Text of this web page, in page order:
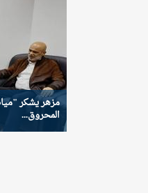
مزهر يشكر
المحروق...